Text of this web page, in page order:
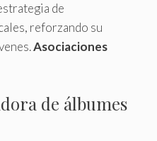
de
reforzando su
Asociaciones
de álbumes